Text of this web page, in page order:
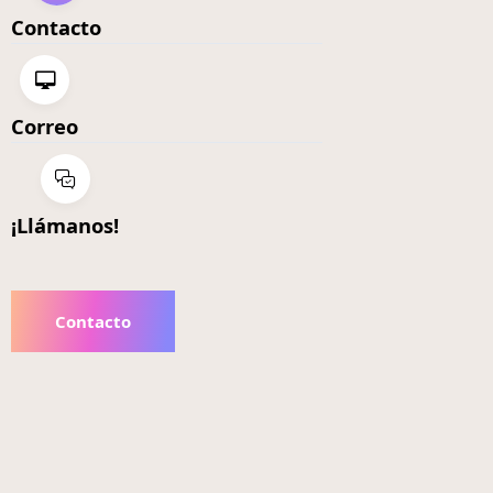
Contacto
Correo
¡Llámanos!
Contacto